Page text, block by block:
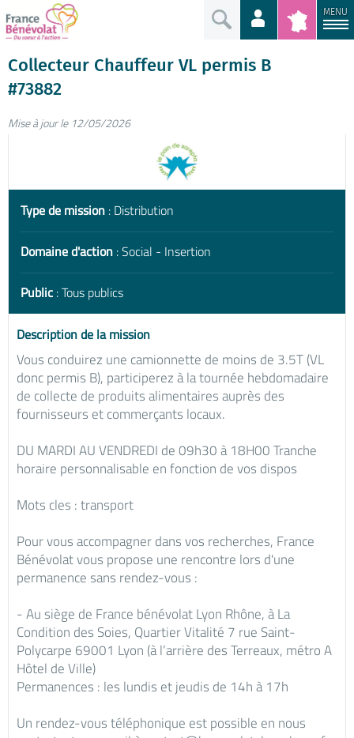
MENU
Collecteur Chauffeur VL permis B
#73882
Mise à jour le 12/05/2026
Type de mission : Distribution
Domaine d'action : Social - Insertion
Public : Tous publics
Description de la mission
Vous conduirez une camionnette de moins de 3.5T (VL
donc permis B), participerez à la tournée hebdomadaire
de collecte de produits alimentaires auprès des
fournisseurs et commerçants locaux.
DU MARDI AU VENDREDI de 09h30 à 18H00 Tranche
horaire personnalisable en fonction de vos dispos
Mots cles : transport
Pour vous accompagner dans vos recherches, France
Bénévolat vous propose une rencontre lors d'une
permanence sans rendez-vous :
- Au siège de France bénévolat Lyon Rhône, à La
Condition des Soies, Quartier Vitalité 7 rue Saint-
Polycarpe 69001 Lyon (à l’arrière des Terreaux, métro A
Hôtel de Ville)
Permanences : les lundis et jeudis de 14h à 17h
Un rendez-vous téléphonique est possible en nous